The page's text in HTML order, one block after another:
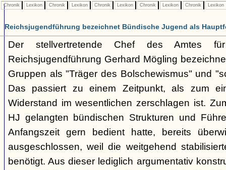
Chronik Lexikon Chronik Lexikon Chronik Lexikon Chronik Lexikon Chronik Lexikon
Reichsjugendführung bezeichnet Bündische Jugend als
Der stellvertretende Chef des Amtes
Reichsjugendführung Gerhard Mögling
Gruppen als "Träger des Bolschewismus" und
Das passiert zu einem Zeitpunkt, als zum
Widerstand im wesentlichen zerschlagen ist.
HJ gelangten bündischen Strukturen und
Anfangszeit gern bedient hatte, bereits
ausgeschlossen, weil die weitgehend
benötigt. Aus dieser lediglich argumentativ